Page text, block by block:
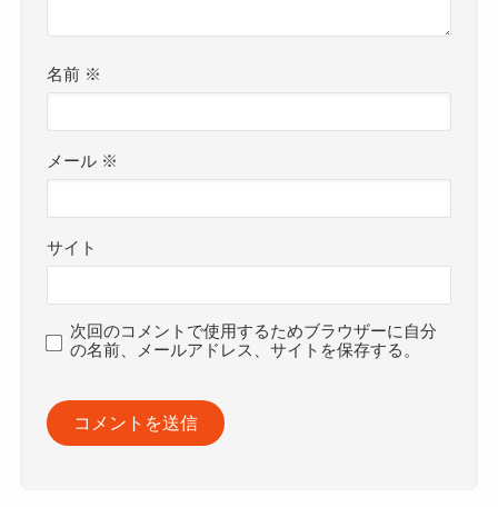
名前 ※
メール ※
サイト
次回のコメントで使用するためブラウザーに自分
の名前、メールアドレス、サイトを保存する。